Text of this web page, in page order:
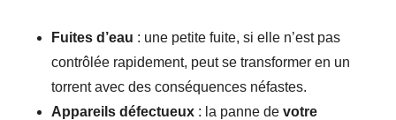
Fuites d’eau : une petite fuite, si elle n’est pas
contrôlée rapidement, peut se transformer en un
torrent avec des conséquences néfastes.
Appareils défectueux : la panne de votre